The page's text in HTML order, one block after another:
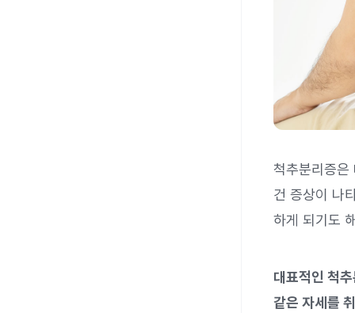
척추분리증
건 증상이 나
하게 되기도
대표적인 척
같은 자세를